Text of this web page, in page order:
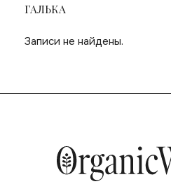
ГАЛЬКА
Записи не найдены.